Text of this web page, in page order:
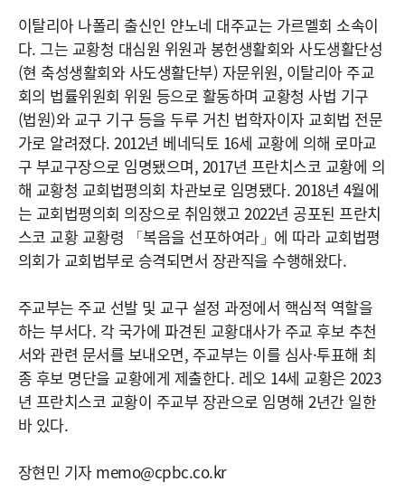
이탈리아 나폴리 출신인 얀노네 대주교는 가르멜회 소속이
다. 그는 교황청 대심원 위원과 봉헌생활회와 사도생활단성
(현 축성생활회와 사도생활단부) 자문위원, 이탈리아 주교
회의 법률위원회 위원 등으로 활동하며 교황청 사법 기구
(법원)와 교구 기구 등을 두루 거친 법학자이자 교회법 전문
가로 알려졌다. 2012년 베네딕토 16세 교황에 의해 로마교
구 부교구장으로 임명됐으며, 2017년 프란치스코 교황에 의
해 교황청 교회법평의회 차관보로 임명됐다. 2018년 4월에
는 교회법평의회 의장으로 취임했고 2022년 공포된 프란치
스코 교황 교황령 「복음을 선포하여라」에 따라 교회법평
의회가 교회법부로 승격되면서 장관직을 수행해왔다.
주교부는 주교 선발 및 교구 설정 과정에서 핵심적 역할을
하는 부서다. 각 국가에 파견된 교황대사가 주교 후보 추천
서와 관련 문서를 보내오면, 주교부는 이를 심사·투표해 최
종 후보 명단을 교황에게 제출한다. 레오 14세 교황은 2023
년 프란치스코 교황이 주교부 장관으로 임명해 2년간 일한
바 있다.
장현민 기자 memo@cpbc.co.kr